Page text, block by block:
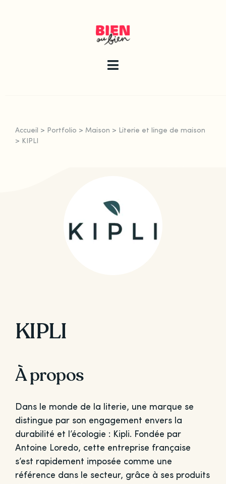
Toggle
Qui sommes-nous ?
Accueil > Portfolio > Maison > Literie et linge de maison
> KIPLI
KIPLI
À propos
Dans le monde de la literie, une marque se
distingue par son engagement envers la
durabilité et l’écologie : Kipli. Fondée par
Antoine Loredo, cette entreprise française
s’est rapidement imposée comme une
référence dans le secteur, grâce à ses produits